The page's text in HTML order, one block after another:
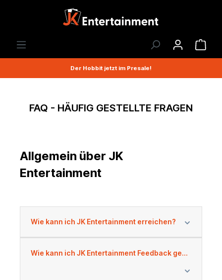
Der Hobbit jetzt im Presale!
FAQ - HÄUFIG GESTELLTE FRAGEN
Allgemein über JK
Entertainment
Wie kann ich JK Entertainment erreichen?
Wie kann ich JK Entertainment Feedback geben?